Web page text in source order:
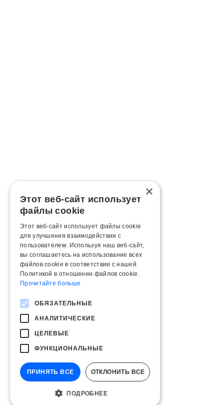
×
Этот веб-сайт использует
файлы cookie
Этот веб-сайт использует файлы cookie
для улучшения взаимодействия с
пользователем. Используя наш веб-сайт,
вы соглашаетесь на использование всех
файлов cookie в соответствии с нашей
Политикой в ​​отношении файлов cookie.
Прочитайте больше
ОБЯЗАТЕЛЬНЫЕ
АНАЛИТИЧЕСКИЕ
ЦЕЛЕВЫЕ
ФУНКЦИОНАЛЬНЫЕ
ПРИНЯТЬ ВСЕ ОТКЛОНИТЬ ВСЕ
ПОДРОБНЕЕ